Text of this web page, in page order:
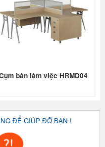
bàn làm việc HRMD04
ĐỂ GIÚP ĐỠ BẠN !